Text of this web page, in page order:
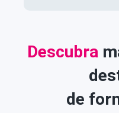
Descubra
de